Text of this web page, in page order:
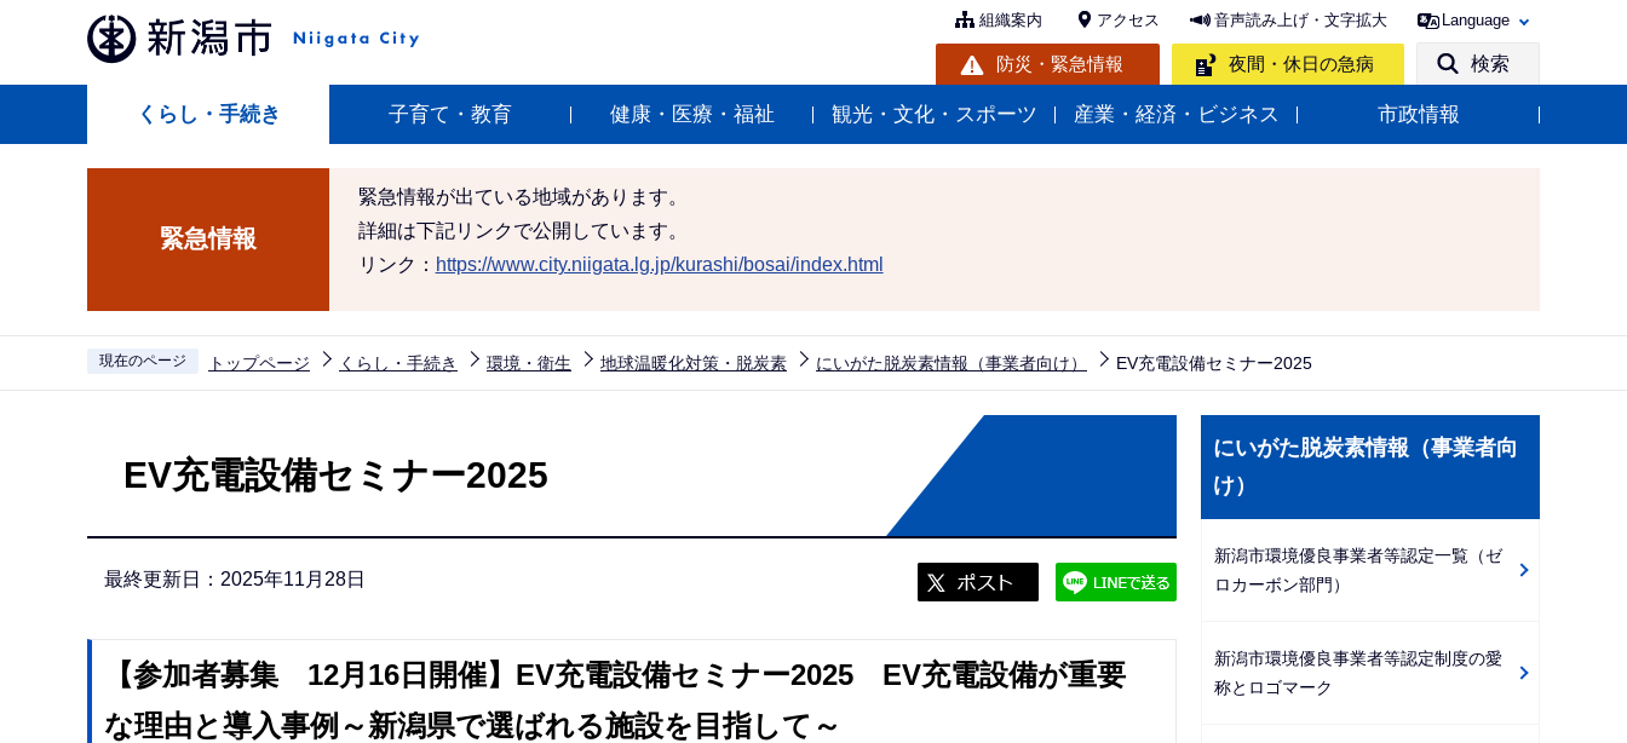
ペ
組織案内 アクセス 音声読み上げ・文字拡大 Language
防災・緊急情報 夜間・休日の急病 検索
くらし・手続き 子育て・教育 健康・医療・福祉 観光・文化・スポーツ 産業・経済・ビジネス 市政情報
緊急情報
緊急情報が出ている地域があります。
詳細は下記リンクで公開しています。
リンク： https://www.city.niigata.lg.jp/kurashi/bosai/index.html
現在のページ トップページ くらし・手続き 環境・衛生 地球温暖化対策・脱炭素 にいがた脱炭素情報（事業者向け） EV充電設備セミナー2025
EV充電設備セミナー2025
最終更新日：2025年11月28日
【参加者募集 12月16日開催】EV充電設備セミナー2025 EV充電設備が重要
な理由と導入事例～新潟県で選ばれる施設を目指して～
ナ
ゲ
ョ
ン
にいがた脱炭素情報（事業者向
け）
新潟市環境優良事業者等認定一覧（ゼ
ロカーボン部門）
新潟市環境優良事業者等認定制度の愛
称とロゴマーク